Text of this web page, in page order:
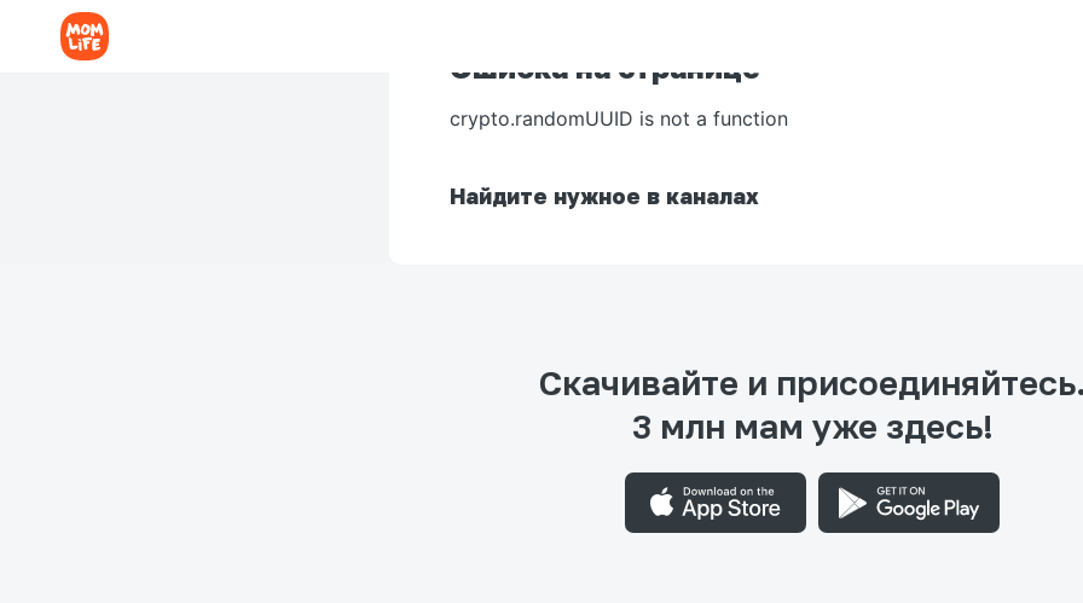
Ошибка на странице
crypto.randomUUID is not a function
Найдите нужное в каналах
Скачивайте и присоединяйтесь.
3 млн мам уже здесь!